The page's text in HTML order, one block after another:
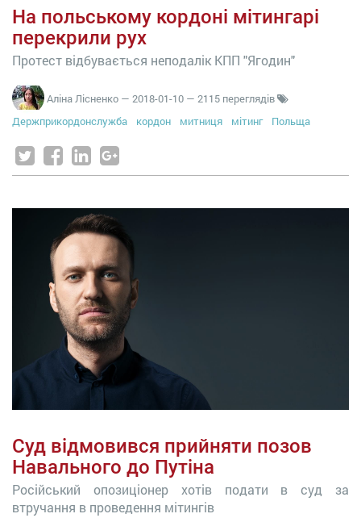
На польському кордоні мітингарі
перекрили рух
Протест відбувається неподалік КПП "Ягодин"
Аліна Лісненко — 2018-01-10 — 2115 переглядів
Держприкордонслужба
кордон митниця мітинг Польща
Суд відмовився прийняти позов
Навального до Путіна
Російський опозиціонер хотів подати в суд за
втручання в проведення мітингів